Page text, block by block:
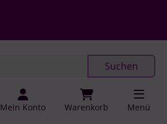
Suchen
Mein Konto Warenkorb Menü